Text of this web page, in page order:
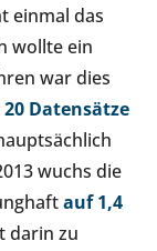
einmal das
wollte ein
war dies
20 Datensätze
wuchs die
auf 1,4
darin zu